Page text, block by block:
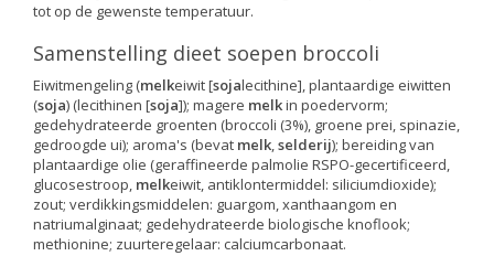
tot op de gewenste temperatuur.
Samenstelling dieet soepen broccoli
Eiwitmengeling (melkeiwit [sojalecithine], plantaardige eiwitten
(soja) (lecithinen [soja]); magere melkin poedervorm;
gedehydrateerde groenten (broccoli (3%), groene prei, spinazie,
gedroogde ui); aroma's (bevat melk,selderij); bereiding van
plantaardige olie (geraffineerde palmolie RSPO-gecertificeerd,
glucosestroop, melkeiwit, antiklontermiddel: siliciumdioxide);
zout; verdikkingsmiddelen: guargom, xanthaangom en
natriumalginaat; gedehydrateerde biologische knoflook;
methionine; zuurteregelaar: calciumcarbonaat.